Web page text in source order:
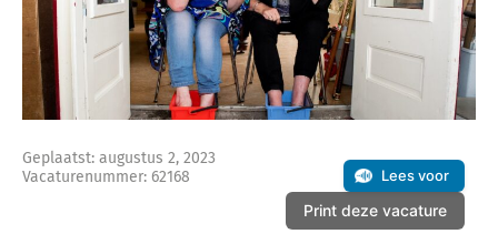
Geplaatst: augustus 2, 2023
Vacaturenummer: 62168
Print deze vacature
Lees voor